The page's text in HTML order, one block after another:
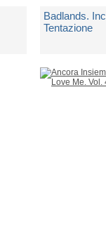
Badlands.
Tentazione